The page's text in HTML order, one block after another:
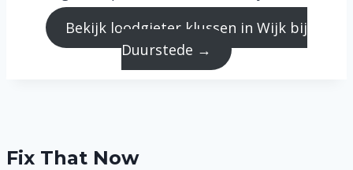
Bekijk loodgieter klussen in Wijk bij
Duurstede →
Fix That Now